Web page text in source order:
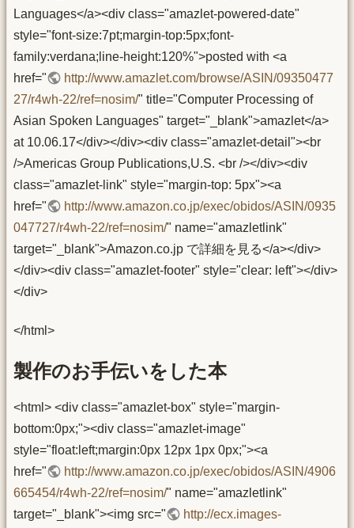
Languages</a><div class="amazlet-powered-date"
style="font-size:7pt;margin-top:5px;font-
family:verdana;line-height:120%">posted with <a
href="
http://www.amazlet.com/browse/ASIN/09350477
27/r4wh-22/ref=nosim/" title="Computer Processing of
Asian Spoken Languages" target="_blank">amazlet</a>
at 10.06.17</div></div><div class="amazlet-detail"><br
/>Americas Group Publications,U.S. <br /></div><div
class="amazlet-link" style="margin-top: 5px"><a
href="
http://www.amazon.co.jp/exec/obidos/ASIN/0935
047727/r4wh-22/ref=nosim/" name="amazletlink"
target="_blank">Amazon.co.jp で詳細を見る</a></div>
</div><div class="amazlet-footer" style="clear: left"></div>
</div>
</html>
製作のお手伝いをした本
<html> <div class="amazlet-box" style="margin-
bottom:0px;"><div class="amazlet-image"
style="float:left;margin:0px 12px 1px 0px;"><a
href="
http://www.amazon.co.jp/exec/obidos/ASIN/4906
665454/r4wh-22/ref=nosim/" name="amazletlink"
target="_blank"><img src="
http://ecx.images-